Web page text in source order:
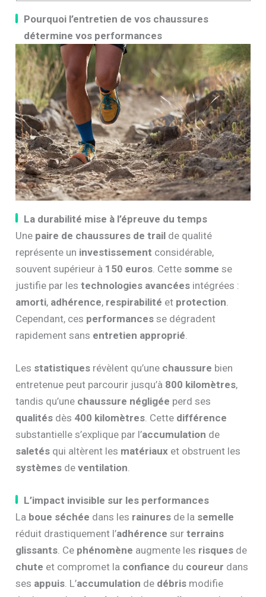
Pourquoi l’entretien de vos chaussures
détermine vos performances
La durabilité mise à l’épreuve du temps
Une paire de chaussures de trail de qualité
représente un investissement considérable,
souvent supérieur à 150 euros. Cette somme se
justifie par lestechnologies avancées intégrées :
amorti, adhérence, respirabilité et protection.
Cependant, ces performances se dégradent
rapidement sans entretien approprié.
Les statistiques révèlent qu’une chaussure bien
entretenue peut parcourir jusqu’à 800 kilomètres,
tandis qu’une chaussure négligée perd ses
qualités dès 400 kilomètres. Cette différence
substantielle s’explique par l’accumulation de
saletés qui altèrent les matériaux et obstruent les
systèmes deventilation.
L’impact invisible sur les performances
La boue séchée dans les rainures de la semelle
réduit drastiquement l’adhérence surterrains
glissants. Ce phénomène augmente les risques de
chute et compromet la confiance du coureur dans
ses appuis. L’accumulation de débris modifie